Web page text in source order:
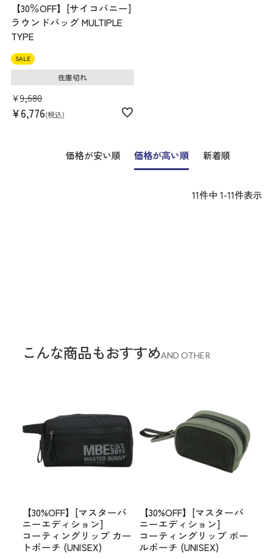
【30％OFF】[サイコバニー]
ラウンドバッグ MULTIPLE
TYPE
SALE
¥9,680
¥6,776 税込
在庫切れ
価格が安い順 価格が高い順 新着順
11件中 1-11件表示
こんな商品もおすすめAND OTHER
【30%OFF】[マスターバ
ニーエディション]
コーティングリップ カー
トポーチ (UNISEX)
【30%OFF】[マスターバ
ニーエディション]
コーティングリップ ボー
ルポーチ (UNISEX)